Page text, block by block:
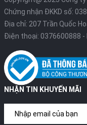
Phía trên cùng, máy
TrueDepth 12MP, sử
3. Camera:
Chứng nhận ĐKKD số:
Địa chỉ: 207 Trần Quốc
Điện thoại: 0376600888 -
NHẬN TIN KHUYẾN MÃI